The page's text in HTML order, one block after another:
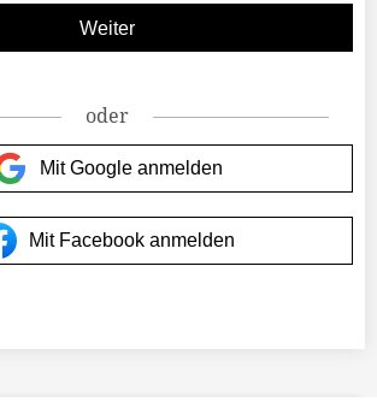
oder
Mit Google anmelden
Mit Facebook anmelden